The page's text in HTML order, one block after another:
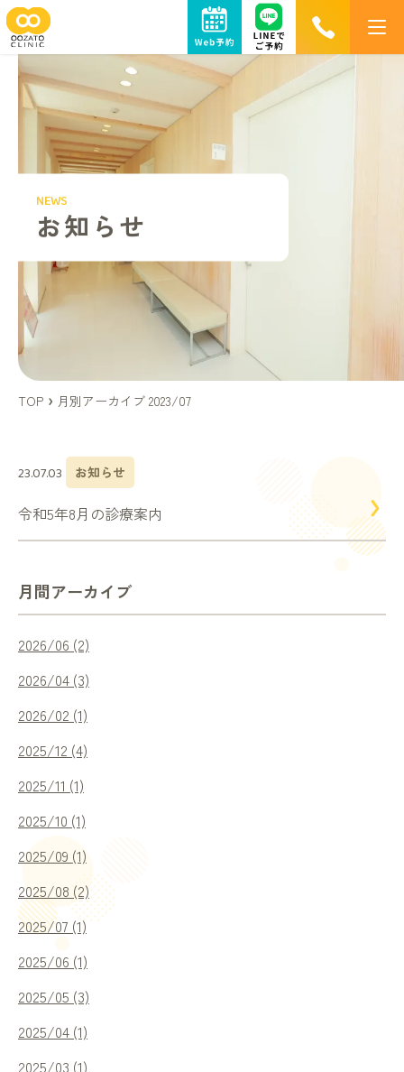
お知らせ
大里医院について
院長・スタッフ紹介
施設基準・加算に関する掲示
下肢静脈瘤
内科
外科・心臓血管外科
小児科・耳鼻咽喉科
皮膚科
人間ドック
個人情報保護方針
NEWS
お知らせ
TOP 月別アーカイブ 2023/07
23.07.03 お知らせ
令和5年8月の診療案内
月間アーカイブ
2026/06 (2)
2026/04 (3)
2026/02 (1)
2025/12 (4)
2025/11 (1)
2025/10 (1)
2025/09 (1)
2025/08 (2)
2025/07 (1)
2025/06 (1)
2025/05 (3)
2025/04 (1)
2025/03 (1)